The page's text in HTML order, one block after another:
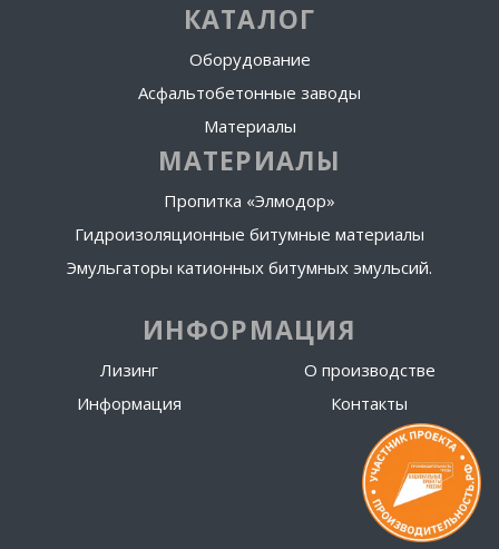
КАТАЛОГ
Оборудование
Асфальтобетонные заводы
Материалы
МАТЕРИАЛЫ
Пропитка «Элмодор»
Гидроизоляционные битумные материалы
Эмульгаторы катионных битумных эмульсий.
ИНФОРМАЦИЯ
Лизинг
Информация
О производстве
Контакты